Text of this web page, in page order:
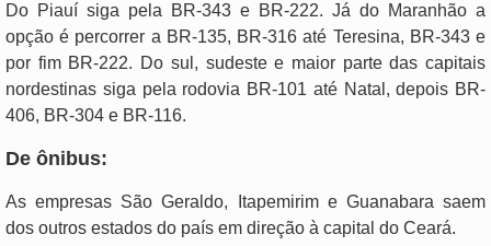
Do Piauí siga pela BR-343 e BR-222. Já do Maranhão a
opção é percorrer a BR-135, BR-316 até Teresina, BR-343 e
por fim BR-222. Do sul, sudeste e maior parte das capitais
nordestinas siga pela rodovia BR-101 até Natal, depois BR-
406, BR-304 e BR-116.
De ônibus:
As empresas São Geraldo, Itapemirim e Guanabara saem
dos outros estados do país em direção à capital do Ceará.